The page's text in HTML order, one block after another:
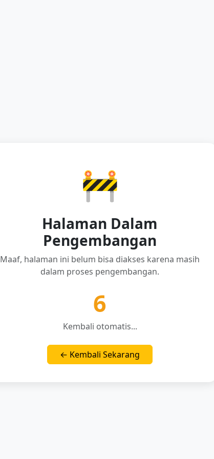
🚧
Halaman Dalam
Pengembangan
Maaf, halaman ini belum bisa diakses karena masih
dalam proses pengembangan.
6
Kembali otomatis...
← Kembali Sekarang